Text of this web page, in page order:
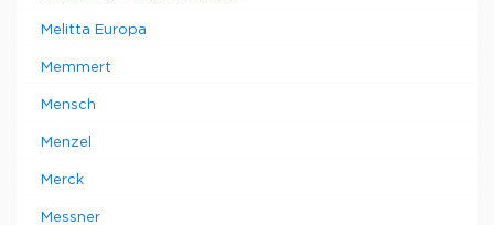
Melitta Europa
Memmert
Mensch
Menzel
Merck
Messner